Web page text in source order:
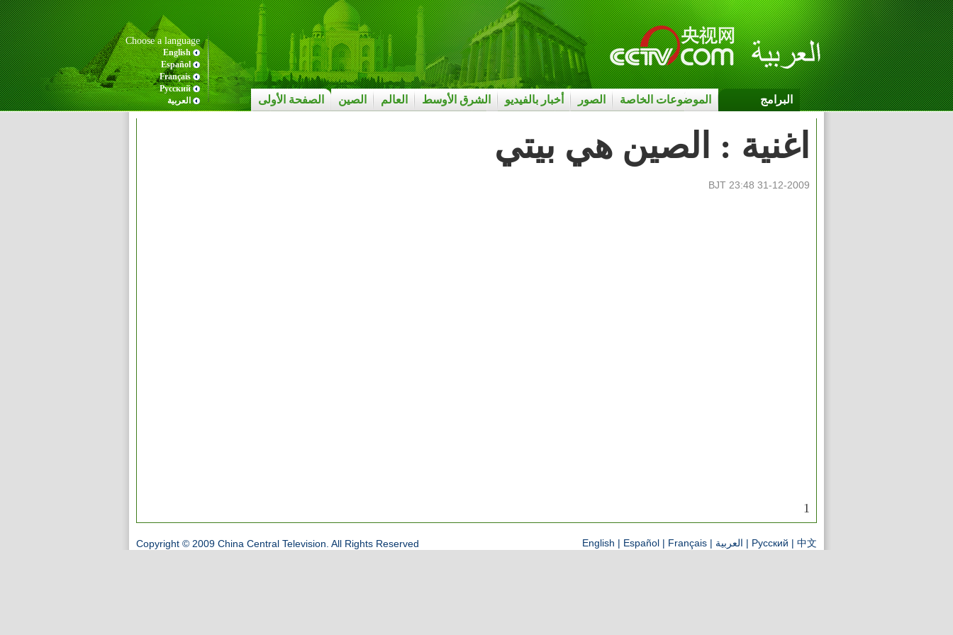
Choose a language
English
Español
Français
Pусский
العربية
البرامج الموضوعات الخاصة الصور أخبار بالفيديو الشرق الأوسط العالم الصين الصفحة الأولى
اغنية : الصين هي بيتي
BJT 23:48 31-12-2009
1
Copyright © 2009 China Central Television. All Rights Reserved English | Español | Français | العربية | Pусский | 中文